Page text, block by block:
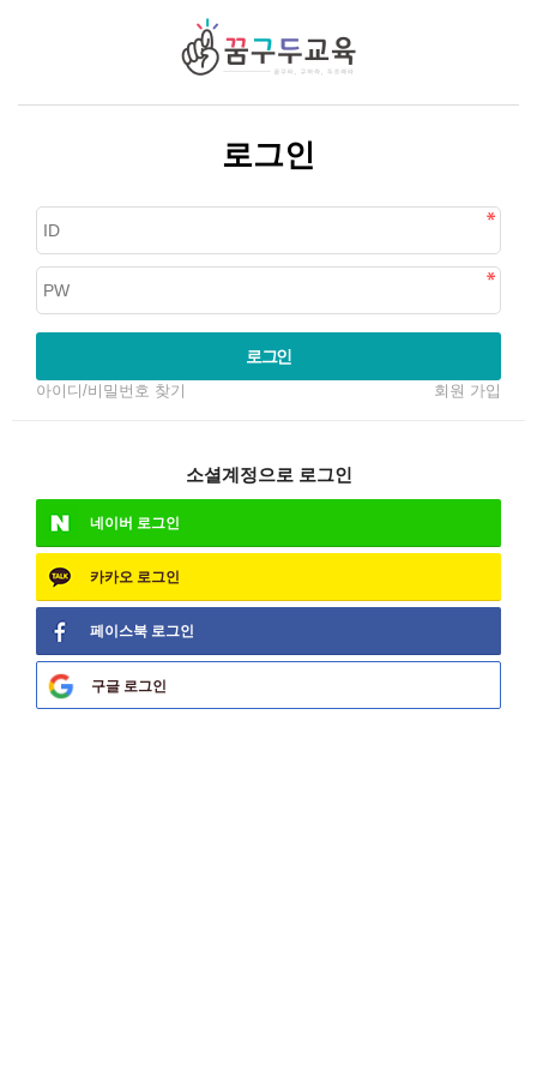
로그인
로그인
아이디/비밀번호 찾기 회원 가입
소셜계정으로 로그인
네이버 로그인
카카오 로그인
페이스북 로그인
구글 로그인